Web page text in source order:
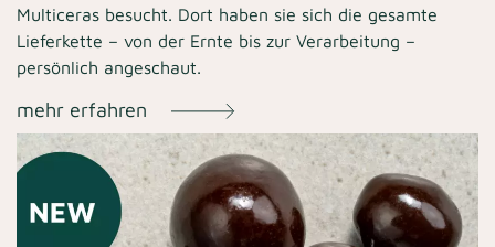
Multiceras besucht. Dort haben sie sich die gesamte
Lieferkette – von der Ernte bis zur Verarbeitung –
persönlich angeschaut.
mehr erfahren